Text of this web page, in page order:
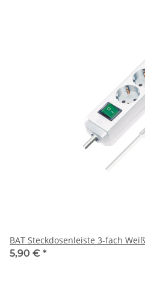
BAT Steckdosenleiste 3-fach
5,90 € *